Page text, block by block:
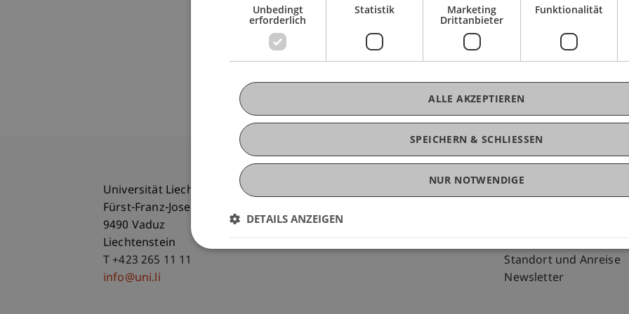
Universität Liechtenstein
Fürst-Franz-Josef-Strasse
9490 Vaduz
Liechtenstein
T +423 265 11 11
info@uni.li
Fußzeile Rechtliche Hinweise
Disclaimer
Fußzeile
Standort und Anreise
Newsletter
Unbedingt
erforderlich
Statistik Marketing
Drittanbieter
Funktionalität
SPEICHERN & SCHLIESSEN
ALLE AKZEPTIEREN
NUR NOTWENDIGE
DETAILS ANZEIGEN